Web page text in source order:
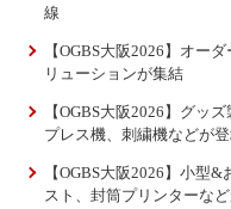
線
【OGBS大阪2026】オー
リューションが集結
【OGBS大阪2026】グッ
プレス機、刺繍機などが登
【OGBS大阪2026】小型
スト、封筒プリンターな